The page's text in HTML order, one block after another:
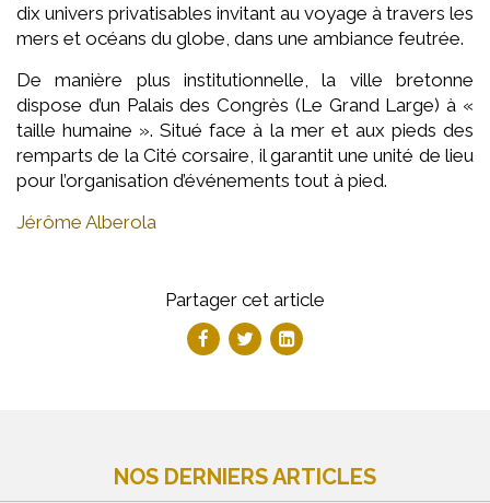
dix univers privatisables invitant au voyage à travers les
mers et océans du globe, dans une ambiance feutrée.
De manière plus institutionnelle, la ville bretonne
dispose d’un Palais des Congrès (Le Grand Large) à «
taille humaine ». Situé face à la mer et aux pieds des
remparts de la Cité corsaire, il garantit une unité de lieu
pour l’organisation d’événements tout à pied.
Jérôme Alberola
Partager cet article
NOS DERNIERS ARTICLES